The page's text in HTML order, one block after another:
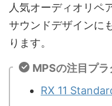
人気オーディオリペ
サウンドデザインに
ります。
MPSの注目プラ
RX 11